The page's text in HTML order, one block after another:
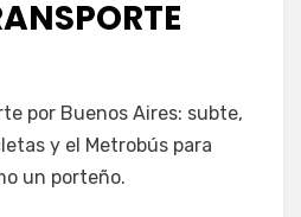
por Buenos Aires: subte,
y el Metrobús para
un porteño.